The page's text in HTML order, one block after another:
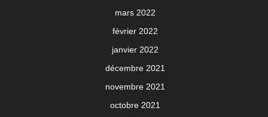
mars 2022
février 2022
janvier 2022
décembre 2021
novembre 2021
octobre 2021